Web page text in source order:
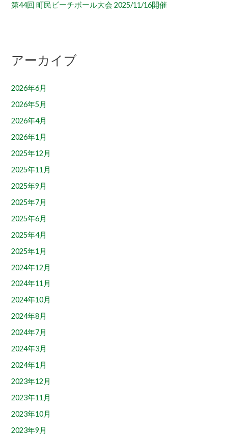
第44回 町民ビーチボール大会 2025/11/16開催
アーカイブ
2026年6月
2026年5月
2026年4月
2026年1月
2025年12月
2025年11月
2025年9月
2025年7月
2025年6月
2025年4月
2025年1月
2024年12月
2024年11月
2024年10月
2024年8月
2024年7月
2024年3月
2024年1月
2023年12月
2023年11月
2023年10月
2023年9月